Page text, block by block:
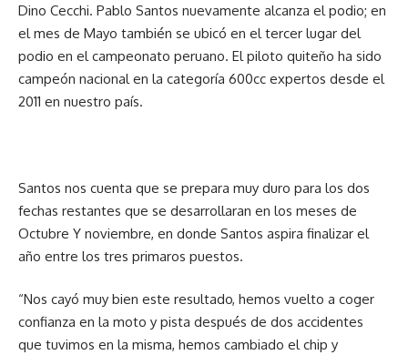
Dino Cecchi. Pablo Santos nuevamente alcanza el podio; en
el mes de Mayo también se ubicó en el tercer lugar del
podio en el campeonato peruano. El piloto quiteño ha sido
campeón nacional en la categoría 600cc expertos desde el
2011 en nuestro país.
Santos nos cuenta que se prepara muy duro para los dos
fechas restantes que se desarrollaran en los meses de
Octubre Y noviembre, en donde Santos aspira finalizar el
año entre los tres primaros puestos.
“Nos cayó muy bien este resultado, hemos vuelto a coger
confianza en la moto y pista después de dos accidentes
que tuvimos en la misma, hemos cambiado el chip y